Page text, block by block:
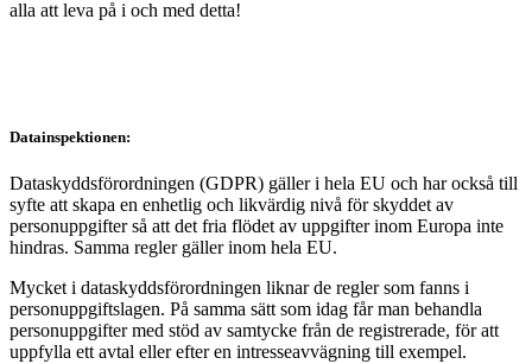
alla att leva på i och med detta!
Datainspektionen:
Dataskyddsförordningen (GDPR) gäller i hela EU och har också till
syfte att skapa en enhetlig och likvärdig nivå för skyddet av
personuppgifter så att det fria flödet av uppgifter inom Europa inte
hindras. Samma regler gäller inom hela EU.
Mycket i dataskyddsförordningen liknar de regler som fanns i
personuppgiftslagen. På samma sätt som idag får man behandla
personuppgifter med stöd av samtycke från de registrerade, för att
uppfylla ett avtal eller efter en intresseavvägning till exempel.